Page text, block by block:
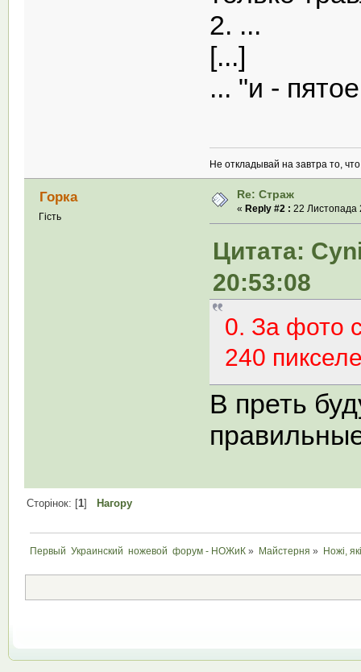
2. ...
[...]
... "и -
Не откладывай на завтра то,
Горка
Гість
Re: Страж
« Reply #2 : 22 Листопада
Цитата:
20:53:08
0. За фото
240
В преть
Сторінок: [1] Нагору
Первый  Украинский  ножевой  форум - НОЖиК » Майстерня » Ножі,